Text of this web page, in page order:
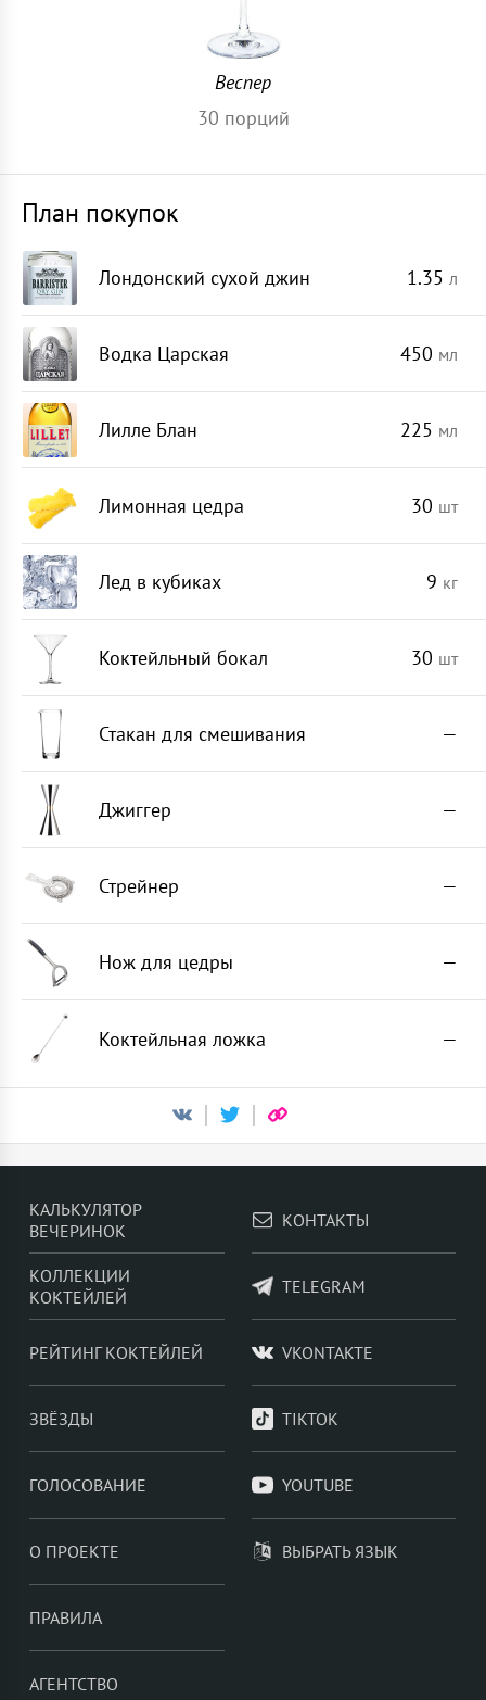
Веспер
30 порций
План покупок
Лондонский сухой джин 1.35 л
Водка Царская 450 мл
Лилле Блан 225 мл
Лимонная цедра 30 шт
Лед в кубиках 9 кг
Коктейльный бокал 30 шт
Стакан для смешивания —
Джиггер —
Стрейнер —
Нож для цедры —
Коктейльная ложка —
КАЛЬКУЛЯТОР
ВЕЧЕРИНОК
КОЛЛЕКЦИИ
КОКТЕЙЛЕЙ
РЕЙТИНГ КОКТЕЙЛЕЙ
ЗВЁЗДЫ
ГОЛОСОВАНИЕ
О ПРОЕКТЕ
ПРАВИЛА
АГЕНТСТВО
КОНТАКТЫ
TELEGRAM
VKONTAKTE
TIKTOK
YOUTUBE
ВЫБРАТЬ ЯЗЫК